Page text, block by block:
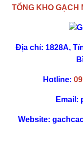
TỔNG KHO GẠCH
Địa chỉ: 1828A,
Hotline:
Email:
Website: